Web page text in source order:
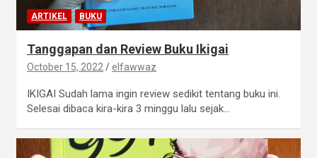
ARTIKEL BUKU
Tanggapan dan Review Buku Ikigai
October 15, 2022 elfawwaz
IKIGAI Sudah lama ingin review sedikit tentang buku ini.
Selesai dibaca kira-kira 3 minggu lalu sejak…